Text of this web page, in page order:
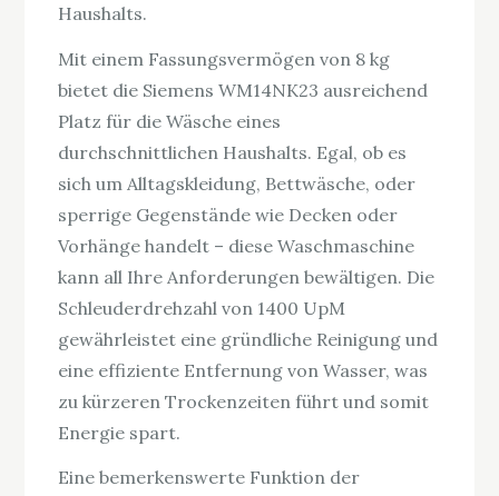
Haushalts.
Mit einem Fassungsvermögen von 8 kg
bietet die Siemens WM14NK23 ausreichend
Platz für die Wäsche eines
durchschnittlichen Haushalts. Egal, ob es
sich um Alltagskleidung, Bettwäsche, oder
sperrige Gegenstände wie Decken oder
Vorhänge handelt – diese Waschmaschine
kann all Ihre Anforderungen bewältigen. Die
Schleuderdrehzahl von 1400 UpM
gewährleistet eine gründliche Reinigung und
eine effiziente Entfernung von Wasser, was
zu kürzeren Trockenzeiten führt und somit
Energie spart.
Eine bemerkenswerte Funktion der